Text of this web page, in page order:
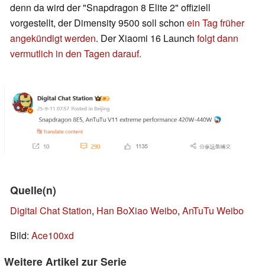
denn da wird der "Snapdragon 8 Elite 2" offiziell
vorgestellt, der Dimensity 9500 soll schon ein Tag früher
angekündigt werden. Der Xiaomi 16 Launch folgt dann
vermutlich in den Tagen darauf.
Quelle(n)
Digital Chat Station, Han BoXiao Weibo, AnTuTu Weibo
Bild: Ace100xd
Weitere Artikel zur Serie